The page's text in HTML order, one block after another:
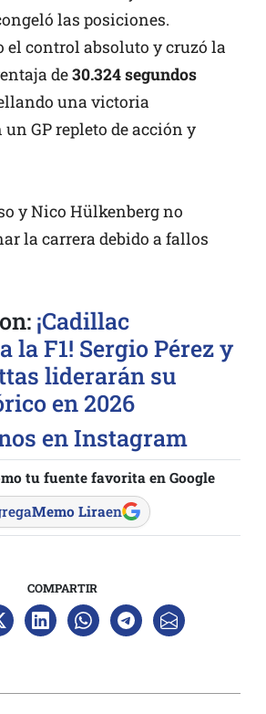
las posiciones.
control absoluto y cruzó la
de30.324 segundos
una victoria
GP repleto de acción y
y Nico Hülkenberg no
la carrera debido a fallos
¡Cadillac
la F1! Sergio Pérez y
liderarán su
en 2026
en Instagram
tu fuente favorita en Google
Memo Liraen
COMPARTIR